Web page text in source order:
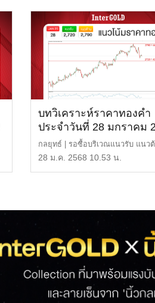
บทวิเคราะห์ราคาทองคำ
ประจำวันที่ 28 มกราคม
กลยุทธ์ | รอซื้อบริเวณแนวรับ แนวต้
$2,790 หรือ 44 […]
28 ม.ค. 2568 10.53 น.